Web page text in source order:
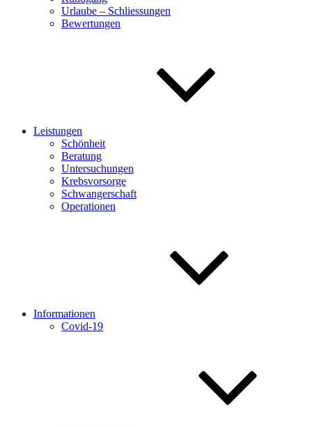
Urlaube – Schliessungen
Bewertungen
Leistungen
Schönheit
Beratung
Untersuchungen
Krebsvorsorge
Schwangerschaft
Operationen
Informationen
Covid-19